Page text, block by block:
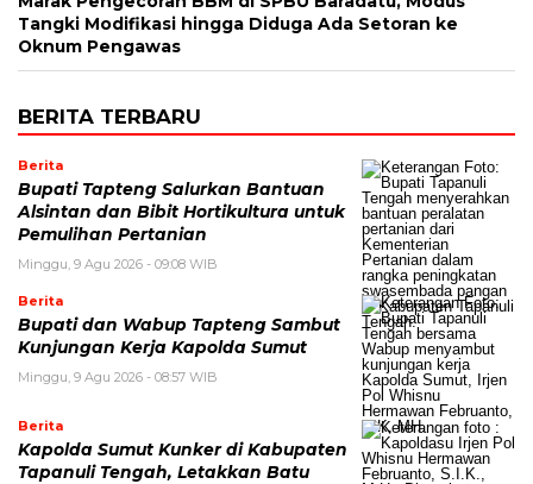
Tangki Modifikasi hingga Diduga Ada Setoran ke
Oknum Pengawas
BERITA TERBARU
Berita
Bupati Tapteng Salurkan Bantuan
Alsintan dan Bibit Hortikultura untuk
Pemulihan Pertanian
Minggu, 9 Agu 2026 - 09:08 WIB
Berita
Bupati dan Wabup Tapteng Sambut
Kunjungan Kerja Kapolda Sumut
Minggu, 9 Agu 2026 - 08:57 WIB
Berita
Kapolda Sumut Kunker di Kabupaten
Tapanuli Tengah, Letakkan Batu